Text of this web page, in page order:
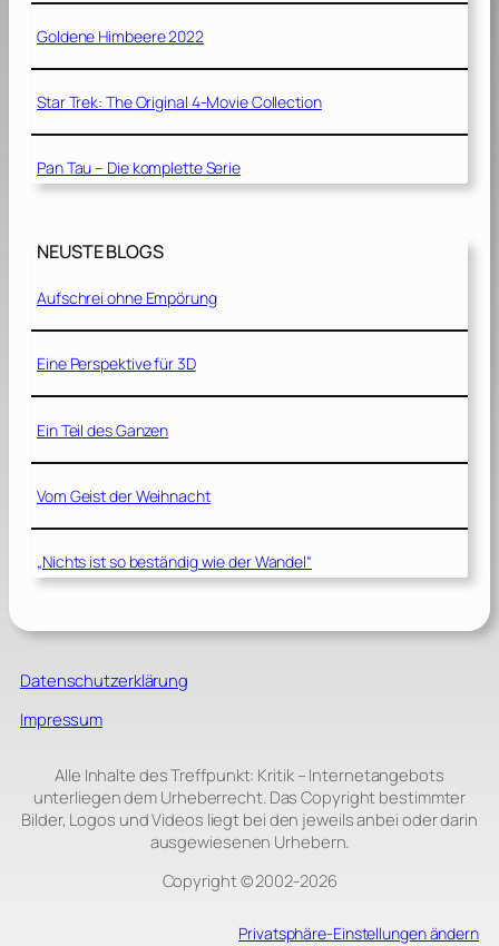
Goldene Himbeere 2022
Star Trek: The Original 4-Movie Collection
Pan Tau – Die komplette Serie
NEUSTE BLOGS
Aufschrei ohne Empörung
Eine Perspektive für 3D
Ein Teil des Ganzen
Vom Geist der Weihnacht
„Nichts ist so beständig wie der Wandel“
Datenschutzerklärung
Impressum
Alle Inhalte des Treffpunkt: Kritik – Internetangebots
unterliegen dem Urheberrecht. Das Copyright bestimmter
Bilder, Logos und Videos liegt bei den jeweils anbei oder darin
ausgewiesenen Urhebern.
Copyright © 2002‑2026
Privatsphäre-Einstellungen ändern